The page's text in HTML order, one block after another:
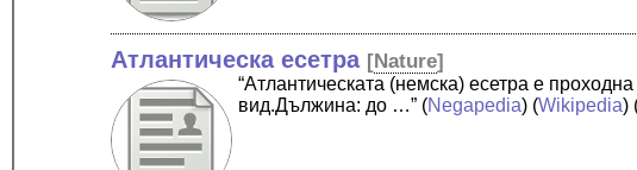
Атлантическа есетра [Nature]
“Атлантическата (немска) есетра е
вид.Дължина: до …” (Negapedia) (Wikipedia)